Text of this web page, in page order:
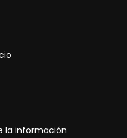
la información